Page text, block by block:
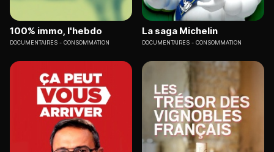
100% immo, l'hebdo
DOCUMENTAIRES CONSOMMATION
La saga Michelin
DOCUMENTAIRES CONSOMMATION